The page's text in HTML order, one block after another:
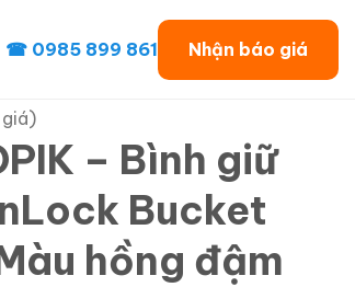
☎ 0985 899 861 Nhận báo giá
– Bình giữ
Bucket
hồng đậm